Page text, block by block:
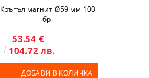
Кръгъл магнит Ø59 мм 100
бр.
53.54 €
104.72 лв.
ДОБАВИ В КОЛИЧКА